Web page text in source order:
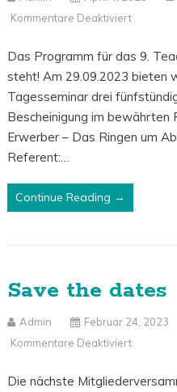
Kommentare Deaktiviert
Teach-
In
Das Programm für das 9.
steht! Am 29.09.2023 bieten
Tagesseminar drei
Bescheinigung im bewährten
Erwerber – Das Ringen um
Referent:…
Continue Reading →
Save the dates
Admin Februar 24, 2023
Kommentare Deaktiviert
The
Die nächste